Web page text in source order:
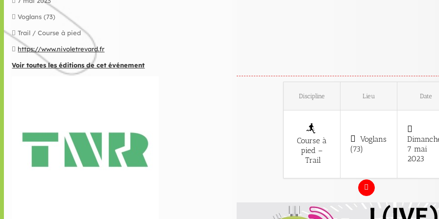
Voglans (73)
Trail / Course à pied
https://www.nivoletrevard.fr
Voir toutes les éditions de cet événement
Discipline Lieu Date
Course à
pied –
Trail
Voglans
(73)
7 mai
2023